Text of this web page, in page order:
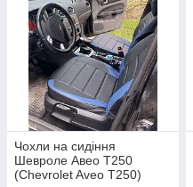
Чохли на сидіння
Шевроле Авео Т250
(Chevrolet Aveo T250)